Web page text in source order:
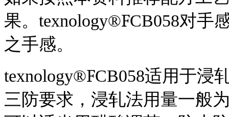
果。 texnology®FCB058对手
之手感。
texnology®FCB058适用于浸
三防要求，浸轧法用量一般